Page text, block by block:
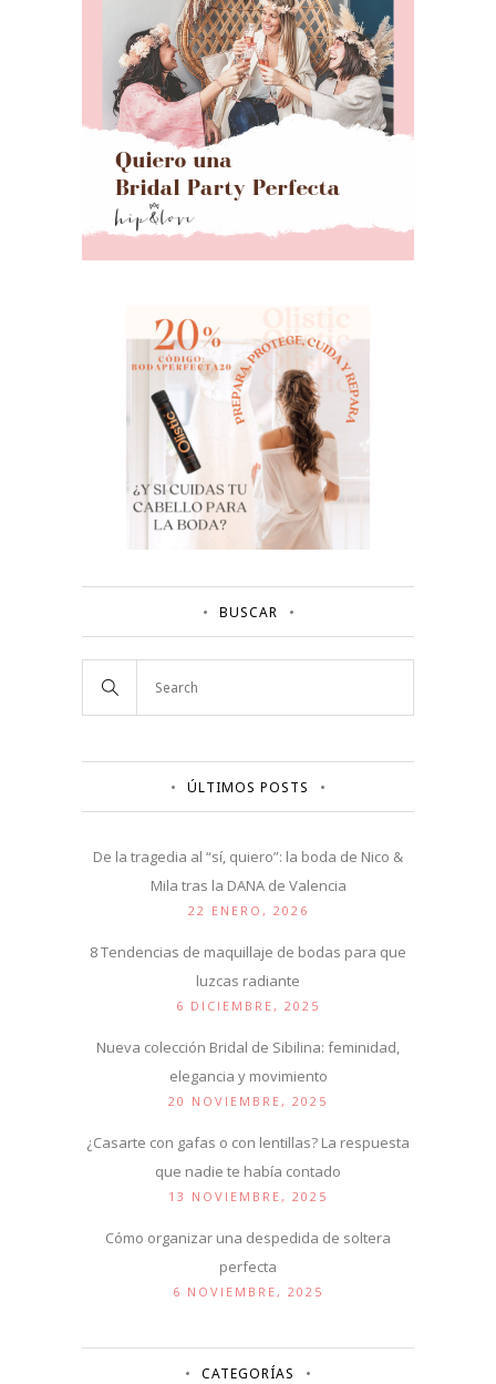
BUSCAR
ÚLTIMOS POSTS
De la tragedia al “sí, quiero”: la boda de Nico &
Mila tras la DANA de Valencia
22 ENERO, 2026
8 Tendencias de maquillaje de bodas para que
luzcas radiante
6 DICIEMBRE, 2025
Nueva colección Bridal de Sibilina: feminidad,
elegancia y movimiento
20 NOVIEMBRE, 2025
¿Casarte con gafas o con lentillas? La respuesta
que nadie te había contado
13 NOVIEMBRE, 2025
Cómo organizar una despedida de soltera
perfecta
6 NOVIEMBRE, 2025
CATEGORÍAS